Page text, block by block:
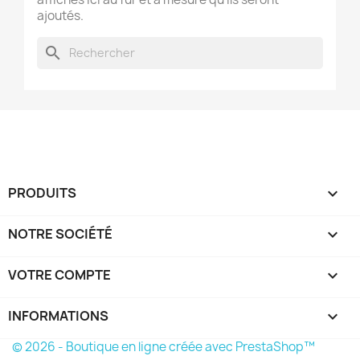
ajoutés.
search
PRODUITS 
NOTRE SOCIÉTÉ 
VOTRE COMPTE 
INFORMATIONS keyboard_arrow_down
© 2026 - Boutique en ligne créée avec PrestaShop™